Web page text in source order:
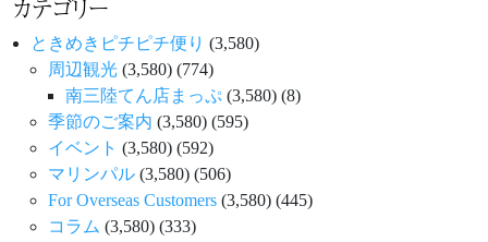
カテゴリー
ときめきピチピチ便り (3,580)
周辺観光 (3,580) (774)
南三陸てん店まっぷ (3,580) (8)
季節のご案内 (3,580) (595)
イベント (3,580) (592)
マリンパル (3,580) (506)
For Overseas Customers (3,580) (445)
コラム (3,580) (333)